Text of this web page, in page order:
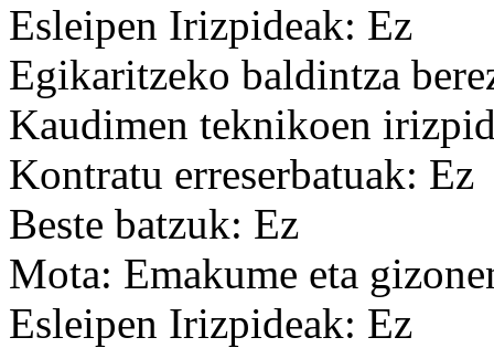
Esleipen Irizpideak: Ez
Egikaritzeko baldintza
Kaudimen teknikoen
Kontratu erreserbatuak: Ez
Beste batzuk: Ez
Mota: Emakume eta
Esleipen Irizpideak: Ez